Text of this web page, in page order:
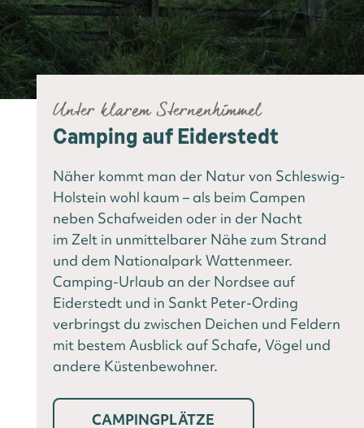
Unter klarem Sternenhimmel
Camping auf Eiderstedt
Näher kommt man der Natur von Schleswig-
Holstein wohl kaum – als beim Campen
neben Schafweiden oder in der Nacht
im Zelt in unmittelbarer Nähe zum Strand
und dem Nationalpark Wattenmeer.
Camping-Urlaub an der Nordsee auf
Eiderstedt und in Sankt Peter-Ording
verbringst du zwischen Deichen und Feldern
mit bestem Ausblick auf Schafe, Vögel und
andere Küstenbewohner.
CAMPINGPLÄTZE